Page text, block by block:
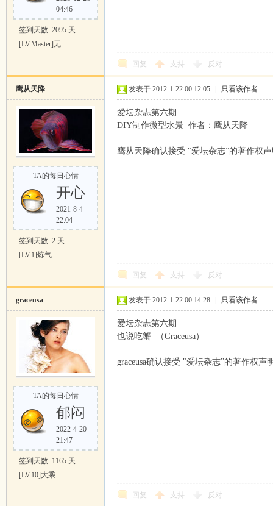
04:46
签到天数: 2095 天
[LV.Master]无
回复 支持 反对
鹰从天降
TA的每日心情
开心
2021-8-4
22:04
签到天数: 2 天
[LV.1]炼气
发表于 2012-1-22 00:12:05 只看该作者
爱坛杂志第六期
DIY制作微型水景 作者：鹰从天降
鹰从天降确认接受 "爱坛杂志”的著作权
回复 支持 反对
graceusa
TA的每日心情
郁闷
2022-4-20
21:47
签到天数: 1165 天
[LV.10]大乘
发表于 2012-1-22 00:14:28 只看该作者
爱坛杂志第六期
也说吃蟹 （Graceusa）
graceusa确认接受 "爱坛杂志”的著作权声
回复 支持 反对